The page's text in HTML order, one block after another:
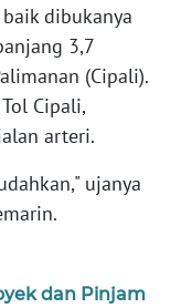
dibukanya
3,7
(Cipali).
Cipali,
arteri.
ujanya
dan Pinjam